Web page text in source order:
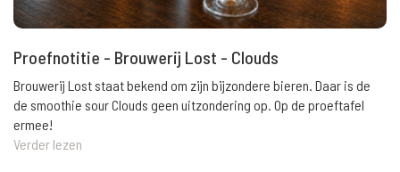
Proefnotitie - Brouwerij Lost - Clouds
Brouwerij Lost staat bekend om zijn bijzondere bieren. Daar is de
de smoothie sour Clouds geen uitzondering op. Op de proeftafel
ermee!
Verder lezen